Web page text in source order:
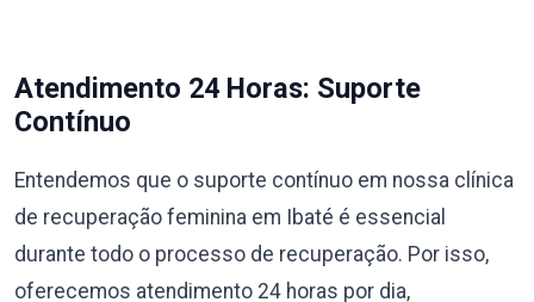
Atendimento 24 Horas: Suporte
Contínuo
Entendemos que o suporte contínuo em nossa clínica
de recuperação feminina em Ibaté é essencial
durante todo o processo de recuperação. Por isso,
oferecemos atendimento 24 horas por dia,